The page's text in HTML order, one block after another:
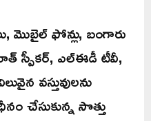
మొబైల్ ఫోన్లు, బంగారు
స్పీకర్, ఎల్ఈడీ టీవీ,
వస్తువులను
చేసుకున్న సొత్తు